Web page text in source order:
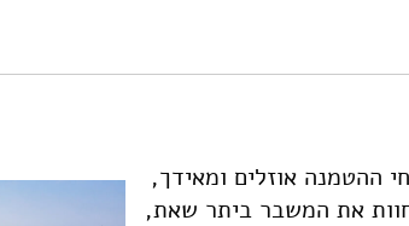
ההטמנה אוזלים ומאידך,
חוות את המשבר ביתר שאת,